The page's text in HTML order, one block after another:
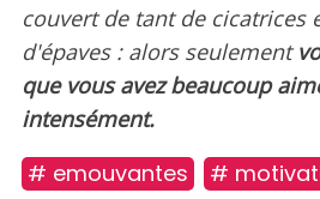
couvert de tant de cicatrices
d'épaves : alors seulement
que vous avez beaucoup
intensément.
# emouvantes
#